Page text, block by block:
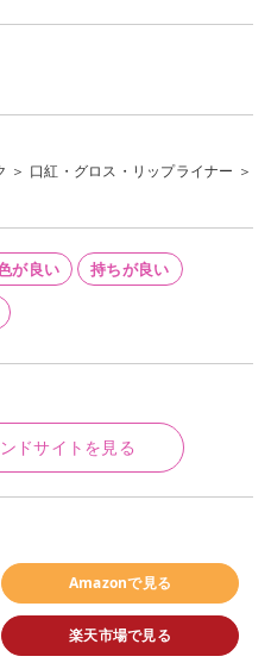
＞ 口紅・グロス・リップライナー ＞
が良い 持ちが良い
ドサイトを見る
Amazonで見る
楽天市場で見る